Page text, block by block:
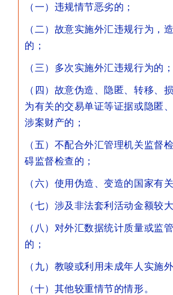
（一）违规情节恶劣的；
（二）故意实施外汇违规行为，
的；
（三）多次实施外汇违规行为的；
（四）故意伪造、隐匿、转移、
为有关的交易单证等证据或隐匿
涉案财产的；
（五）不配合外汇管理机关监督
碍监督检查的；
（六）使用伪造、变造的国家有
（七）涉及非法套利活动金额较大
（八）对外汇数据统计质量或监
的；
（九）教唆或利用未成年人实施
（十）其他较重情节的情形。